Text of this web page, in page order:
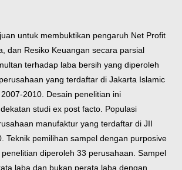
untuk membuktikan pengaruh Net Profit
dan Resiko Keuangan secara parsial
terhadap laba bersih yang diperoleh
yang terdaftar di Jakarta Islamic
2010. Desain penelitian ini
studi ex post facto. Populasi
manufaktur yang terdaftar di JII
Teknik pemilihan sampel dengan purposive
diperoleh 33 perusahaan. Sampel
laba dan bukan perata laba dengan